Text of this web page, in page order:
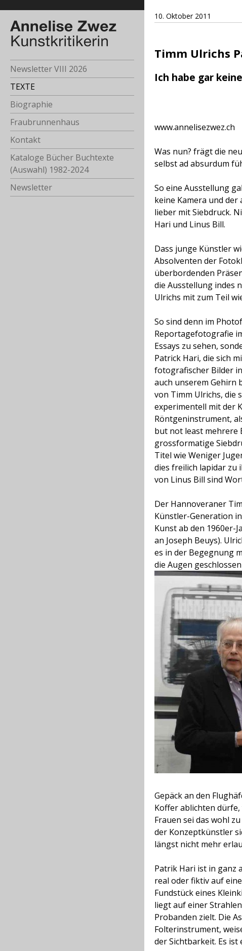
Newsletter VIII 2026
TEXTE
Biographie
Fraubrunnenhaus
Kontakt
Kataloge Bücher Buchtexte
(Auswahl) 1982-2024
Newsletter
10. Oktober 2011
Timm Ulrichs
Ich habe gar
Was nun? frägt die
selbst ad absurdum
So eine Ausstellung
keine Kamera und
lieber mit Siebdruck.
Hari und Linus Bill.
Dass junge Künstler
Absolventen der
überbordenden
die Ausstellung indes
Ulrichs mit zum Teil
So sind denn im
Reportagefotografie
Essays zu sehen,
Patrick Hari, die sich
fotografischer Bilder
auch unserem Gehirn
von Timm Ulrichs, die
experimentell mit der
Röntgeninstrument,
but not least mehrere
grossformatige
Titel wie Weniger
dies freilich lapidar zu
von Linus Bill sind
Der Hannoveraner
Künstler-Generation
Kunst ab den 1960er-
an Joseph Beuys).
es in der Begegnung
die Augen
Gepäck an den
Koffer ablichten dürfe,
Frauen sei das wohl
der Konzeptkünstler
längst nicht mehr
Patrik Hari ist in ganz
real oder fiktiv auf
Fundstück eines
liegt auf einer
Probanden zielt. Die
Folterinstrument,
der Sichtbarkeit. Es